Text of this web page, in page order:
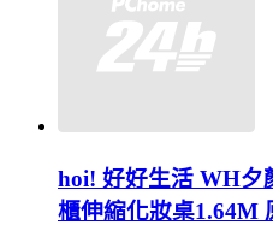
hoi! 好好生活 WH夕
櫃伸縮化妝桌1.64M